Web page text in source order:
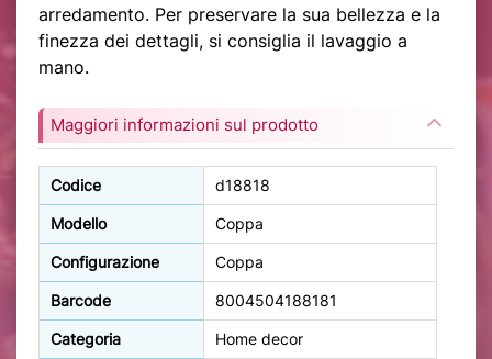
arredamento. Per preservare la sua bellezza e la
finezza dei dettagli, si consiglia il lavaggio a
mano.
Maggiori informazioni sul prodotto
Codice d18818
Modello Coppa
Configurazione Coppa
Barcode 8004504188181
Categoria Home decor